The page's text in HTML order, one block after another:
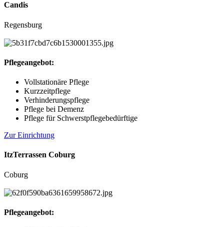
Candis
Regensburg
Pflegeangebot:
Vollstationäre Pflege
Kurzzeitpflege
Verhinderungspflege
Pflege bei Demenz
Pflege für Schwerstpflegebedürftige
Zur Einrichtung
ItzTerrassen Coburg
Coburg
Pflegeangebot: